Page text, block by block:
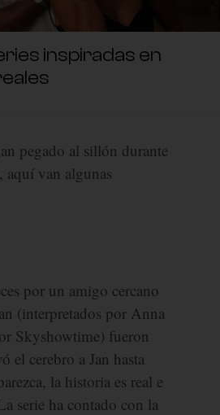
inspiradas en
pegado al sillón durante
aquí van algunas
por un amigo cercano
(interpretados por Anna
Skyshowtime) fueron
el cerebro a Jan hasta
la historia es real e
serie ha contado con la